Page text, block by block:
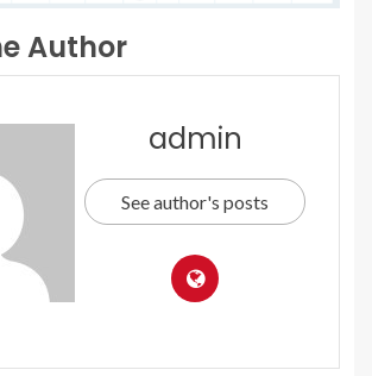
Author
admin
See author's posts